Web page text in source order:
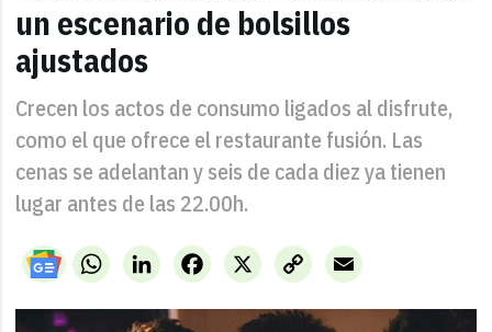
un escenario de bolsillos
ajustados
Crecen los actos de consumo ligados al disfrute,
como el que ofrece el restaurante fusión. Las
cenas se adelantan y seis de cada diez ya tienen
lugar antes de las 22.00h.
WhatsAppLinkedIn X
Facebook
Copy
Link
Email